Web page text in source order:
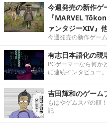
今週発売の新作
『MARVEL
ァンタジーXIV』
今週発売の新作ゲーム
有志日本語化の現
PCゲーマーなら何か
に連続インタビュー。
吉田輝和のゲーム
もはやゲムスパの顔
記